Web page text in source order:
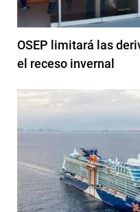
OSEP limitará las
el receso invernal